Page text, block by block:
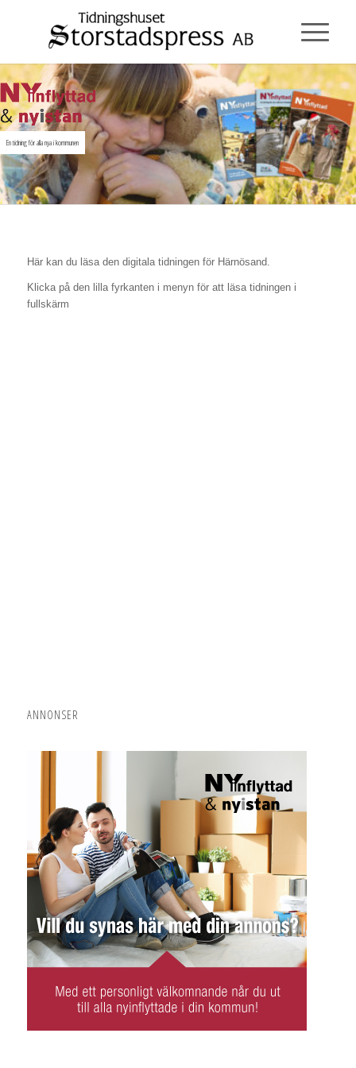
En tidning för alla nya i kommunen
Här kan du läsa den digitala tidningen för Härnösand.
Klicka på den lilla fyrkanten i menyn för att läsa tidningen i
fullskärm
ANNONSER